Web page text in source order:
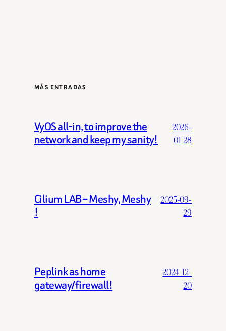
MÁS ENTRADAS
VyOS all-in, to improve the
network and keep my sanity!
2026-
01-28
Cilium LAB – Meshy, Meshy
!
2025-09-
29
Peplink as home
gateway/firewall!
2024-12-
20